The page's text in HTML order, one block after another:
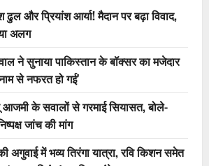
और प्रियांश आर्या! मैदान पर बढ़ा विवाद,
अलग
ने सुनाया पाकिस्तान के बॉक्सर का मजेदार
से नफरत हो गई’
के सवालों से गरमाई सियासत, बोले-
जांच की मांग
अगुवाई में भव्य तिरंगा यात्रा, रवि किशन समेत